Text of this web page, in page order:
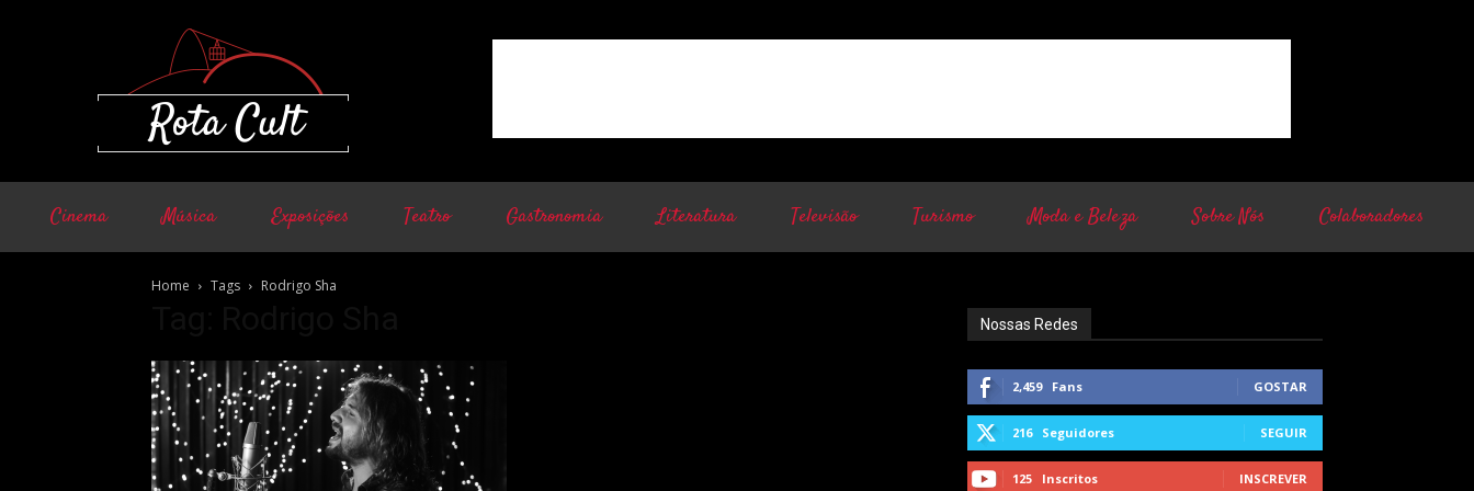
Cinema Música Exposições Teatro Gastronomia Literatura Televisão Turismo Moda e Beleza Sobre Nós Colaboradores
Home Tags Rodrigo Sha
Nossas Redes
2,459 Fans GOSTAR
216 Seguidores SEGUIR
125 Inscritos INSCREVER